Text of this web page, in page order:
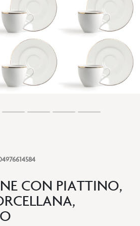
CON PIATTINO,